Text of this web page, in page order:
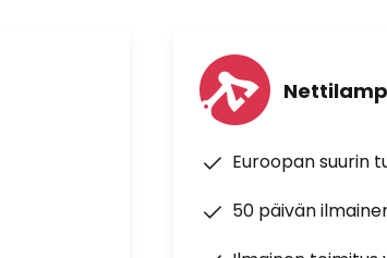
Euroopan suurin
50 päivän